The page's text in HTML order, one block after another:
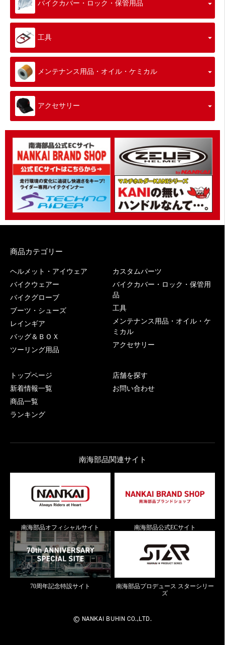
バイクカバー・ロック・保管用品
工具
メンテナンス用品・オイル・ケミカル
アクセサリー
商品カテゴリー
ヘルメット・アイウェア
バイクウェアー
バイクグローブ
ブーツ・シューズ
レインギア
バッグ＆ＢＯＸ
ツーリング用品
カスタムパーツ
バイクカバー・ロック・保管用
品
工具
メンテナンス用品・オイル・ケ
ミカル
アクセサリー
トップページ
新着情報一覧
商品一覧
ランキング
店舗を探す
お問い合わせ
南海部品関連サイト
南海部品オフィシャルサイト 南海部品公式ECサイト
70周年記念特設サイト
南海部品プロデュース スターシリー
ズ
© NANKAI BUHIN CO.,LTD.